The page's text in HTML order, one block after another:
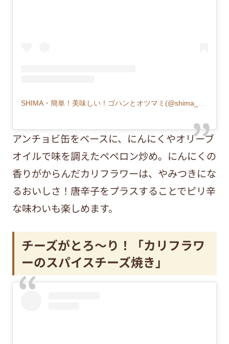
アンチョビ缶をベースに、にんにくやオリーブ
オイルで味を調えたペペロン炒め。にんにくの
香りがからんだカリフラワーは、やみつきにな
るおいしさ！唐辛子をプラスすることでピリ辛
な味わいも楽しめます。
チーズがとろ～り！「カリフラワ
ーのスパイスチーズ焼き」